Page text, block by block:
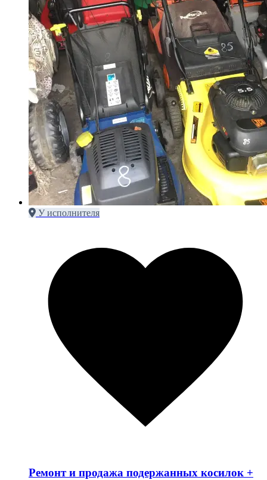
У исполнителя
Ремонт и продажа подержанных косилок +